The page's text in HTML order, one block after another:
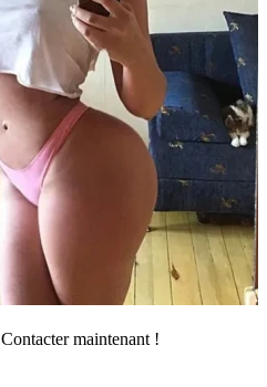
Contacter maintenant !